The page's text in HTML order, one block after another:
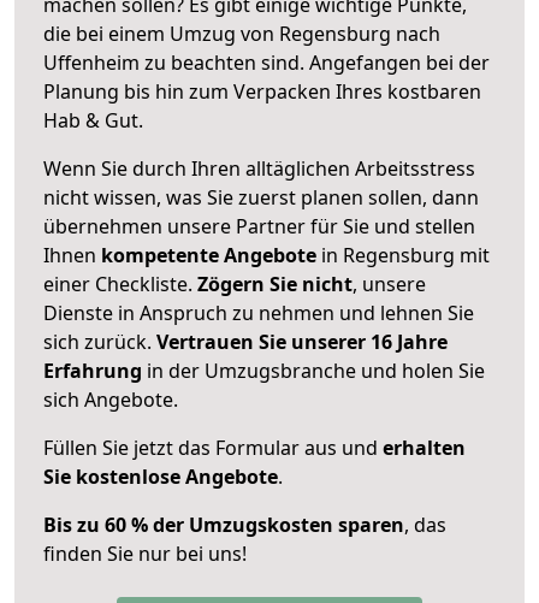
die bei einem Umzug von Regensburg nach
Uffenheim zu beachten sind. Angefangen bei der
Planung bis hin zum Verpacken Ihres kostbaren
Hab & Gut.
Wenn Sie durch Ihren alltäglichen Arbeitsstress
nicht wissen, was Sie zuerst planen sollen, dann
übernehmen unsere Partner für Sie und stellen
Ihnen kompetente Angebote in Regensburg mit
einer Checkliste. Zögern Sie nicht, unsere
Dienste in Anspruch zu nehmen und lehnen Sie
sich zurück. Vertrauen Sie unserer 16 Jahre
Erfahrung in der Umzugsbranche und holen Sie
sich Angebote.
Füllen Sie jetzt das Formular aus und erhalten
Sie kostenlose Angebote.
Bis zu 60 % der Umzugskosten sparen, das
finden Sie nur bei uns!